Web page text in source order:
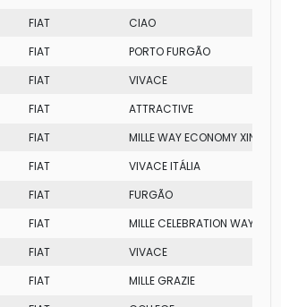
FIAT
CIAO
FIAT
PORTO FURGÃO
FIAT
VIVACE
FIAT
ATTRACTIVE
FIAT
MILLE WAY ECONOMY XINGU
FIAT
VIVACE ITÁLIA
FIAT
FURGÃO
FIAT
MILLE CELEBRATION WAY
FIAT
VIVACE
FIAT
MILLE GRAZIE